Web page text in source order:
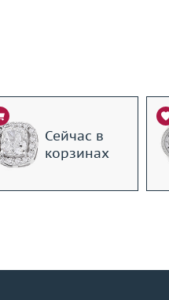
Сейчас в
корзинах